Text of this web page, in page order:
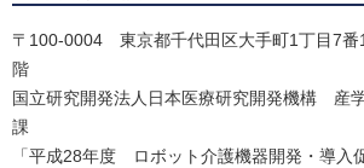
〒100-0004 東京都千代田区大手町1丁目7
階
国立研究開発法人日本医療研究開発機構 産
課
「平成28年度 ロボット介護機器開発・導入